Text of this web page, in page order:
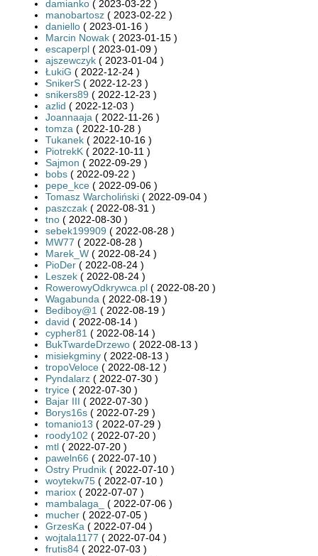
damianko ( 2023-03-22 )
manobartosz ( 2023-02-22 )
daniello ( 2023-01-16 )
Marcin Nowak ( 2023-01-15 )
escaperpl ( 2023-01-09 )
ajszewczyk ( 2023-01-04 )
ŁukiG ( 2022-12-24 )
SnikerS ( 2022-12-23 )
snikers89 ( 2022-12-23 )
azlid ( 2022-12-03 )
Joannaaja ( 2022-11-26 )
tomza ( 2022-10-28 )
Tukanek ( 2022-10-16 )
PiotrekK ( 2022-10-11 )
Sajmon ( 2022-09-29 )
bobs ( 2022-09-22 )
pepe_kce ( 2022-09-06 )
Tomasz Warcholiński ( 2022-09-04 )
paszczak ( 2022-08-31 )
tno ( 2022-08-30 )
sebek199909 ( 2022-08-28 )
MW77 ( 2022-08-28 )
Marek_W ( 2022-08-24 )
PioDer ( 2022-08-24 )
Leszek ( 2022-08-24 )
RowerowyOdkrywca.pl ( 2022-08-20 )
Wagabunda ( 2022-08-19 )
Bediboy@1 ( 2022-08-19 )
david ( 2022-08-14 )
cypher81 ( 2022-08-14 )
BukTwardeDrzewo ( 2022-08-13 )
misiekgminy ( 2022-08-13 )
tropoVeloce ( 2022-08-12 )
Pyndalarz ( 2022-07-30 )
tryice ( 2022-07-30 )
Bajar III ( 2022-07-30 )
Borys16s ( 2022-07-29 )
tomanio13 ( 2022-07-29 )
roody102 ( 2022-07-20 )
mtl ( 2022-07-20 )
paweln66 ( 2022-07-10 )
Ostry Prudnik ( 2022-07-10 )
woytekw75 ( 2022-07-10 )
mariox ( 2022-07-07 )
mambalaga_
( 2022-07-06 )
mucher ( 2022-07-05 )
GrzesKa ( 2022-07-04 )
wojtala1177 ( 2022-07-04 )
frutis84 ( 2022-07-03 )